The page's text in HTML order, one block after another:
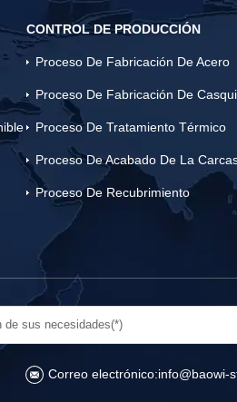
CONTROL DE PRODUCCIÓN
Proceso De Fabricación De Acero
Proceso De Fabricación De
Proceso De Tratamiento Térmico
Proceso De Acabado De La
Proceso De Recubrimiento
Correo electrónico:info@baowi-